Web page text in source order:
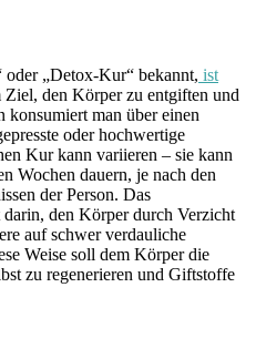
oder „Detox-Kur“ bekannt, ist
den Körper zu entgiften und
konsumiert man über einen
oder hochwertige
Kur kann variieren – sie kann
Wochen dauern, je nach den
der Person. Das
den Körper durch Verzicht
auf schwer verdauliche
Weise soll dem Körper die
zu regenerieren und Giftstoffe